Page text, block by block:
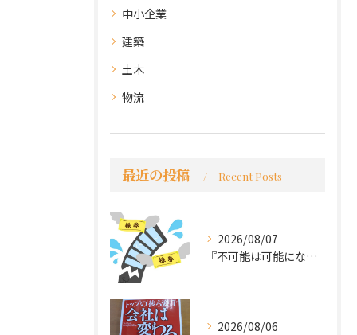
中小企業
建築
土木
物流
最近の投稿 Recent Posts
2026/08/07
『不可能は可能になる』
2026/08/06